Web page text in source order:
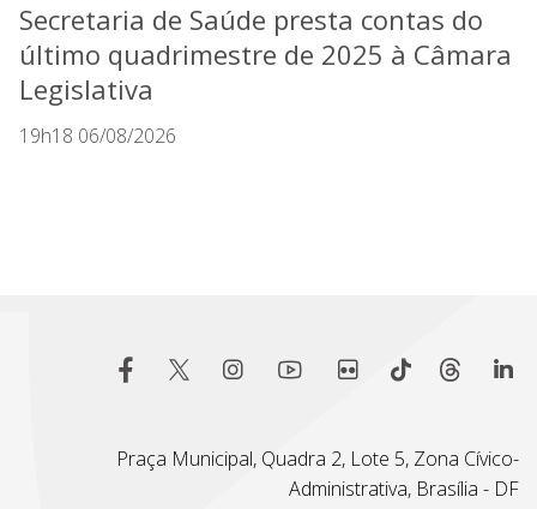
Secretaria de Saúde presta contas do
último quadrimestre de 2025 à Câmara
Legislativa
19h18 06/08/2026
Praça Municipal, Quadra 2, Lote 5, Zona Cívico-
Administrativa, Brasília - DF